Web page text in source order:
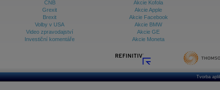
ČNB
Grexit
Brexit
Volby v USA
Video zpravodajství
Investiční komentáře
Akcie Kofola
Akcie Apple
Akcie Facebook
Akcie BMW
Akcie GE
Akcie Moneta
Tvorba